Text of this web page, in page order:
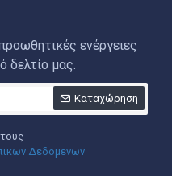
ενέργειες
δελτίο μας.
Καταχώρηση
Δεδομενων